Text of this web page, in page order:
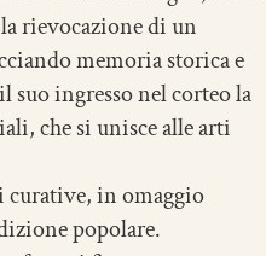
rievocazione di un
memoria storica e
ingresso nel corteo la
che si unisce alle arti
curative, in omaggio
popolare.